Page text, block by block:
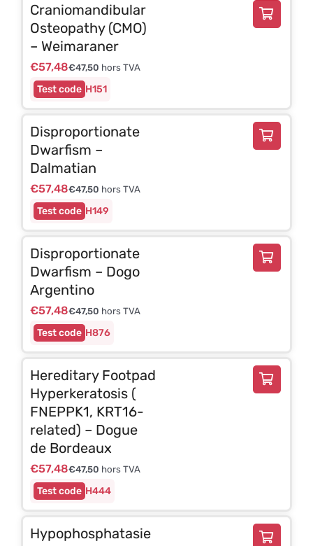
H151
Craniomandibular
Osteopathy (CMO)
– Weimaraner
€57,48€47,50 hors TVA
H149
Disproportionate
Dwarfism –
Dalmatian
€57,48€47,50 hors TVA
H876
Disproportionate
Dwarfism – Dogo
Argentino
€57,48€47,50 hors TVA
H444
Hereditary Footpad
Hyperkeratosis (
FNEPPK1, KRT16-
related) – Dogue
de Bordeaux
€57,48€47,50 hors TVA
Hypophosphatasie